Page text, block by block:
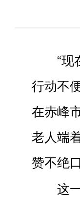
“现
行动不
在赤峰
老人端
赞不绝口
这